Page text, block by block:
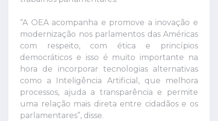
“A OEA acompanha e promove a inovação e
modernização nos parlamentos das Américas
com respeito, com ética e princípios
democráticos e isso é muito importante na
hora de incorporar tecnologias alternativas
como a Inteligência Artificial, que melhora
processos, ajuda a transparência e permite
uma relação mais direta entre cidadãos e os
parlamentares”, disse.